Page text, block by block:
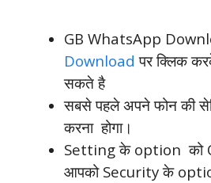
GB WhatsApp
Download पर क्लिक
सकते है
सबसे पहले अपने फोन की
करना होगा।
Setting के option को
आपको Security के